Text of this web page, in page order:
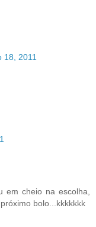
18, 2011
em cheio na escolha,
bolo...kkkkkkk